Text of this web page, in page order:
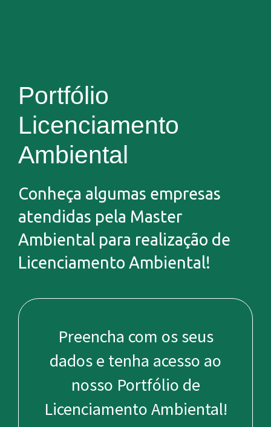
Portfólio
Licenciamento
Ambiental
Conheça algumas empresas
atendidas pela Master
Ambiental para realização de
Licenciamento Ambiental!
Preencha com os seus
dados e tenha acesso ao
nosso Portfólio de
Licenciamento Ambiental!